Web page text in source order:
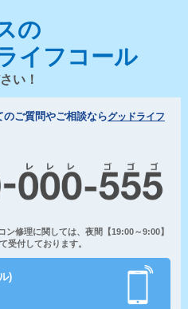
の
イフコール
い！
ご質問やご相談ならグッドライフ
修理に関しては、夜間【19:00～9:00】
受付しております。
)